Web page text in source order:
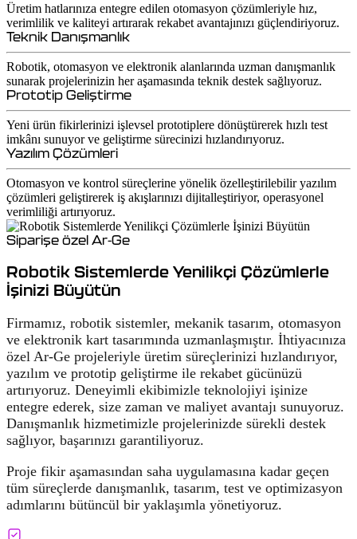
Üretim hatlarınıza entegre edilen otomasyon çözümleriyle hız,
verimlilik ve kaliteyi artırarak rekabet avantajınızı güçlendiriyoruz.
Teknik Danışmanlık
Robotik, otomasyon ve elektronik alanlarında uzman danışmanlık
sunarak projelerinizin her aşamasında teknik destek sağlıyoruz.
Prototip Geliştirme
Yeni ürün fikirlerinizi işlevsel prototiplere dönüştürerek hızlı test
imkânı sunuyor ve geliştirme sürecinizi hızlandırıyoruz.
Yazılım Çözümleri
Otomasyon ve kontrol süreçlerine yönelik özelleştirilebilir yazılım
çözümleri geliştirerek iş akışlarınızı dijitalleştiriyor, operasyonel
verimliliği artırıyoruz.
Siparişe özel Ar-Ge
Robotik Sistemlerde Yenilikçi Çözümlerle
İşinizi Büyütün
Firmamız, robotik sistemler, mekanik tasarım, otomasyon
ve elektronik kart tasarımında uzmanlaşmıştır. İhtiyacınıza
özel Ar-Ge projeleriyle üretim süreçlerinizi hızlandırıyor,
yazılım ve prototip geliştirme ile rekabet gücünüzü
artırıyoruz. Deneyimli ekibimizle teknolojiyi işinize
entegre ederek, size zaman ve maliyet avantajı sunuyoruz.
Danışmanlık hizmetimizle projelerinizde sürekli destek
sağlıyor, başarınızı garantiliyoruz.
Proje fikir aşamasından saha uygulamasına kadar geçen
tüm süreçlerde danışmanlık, tasarım, test ve optimizasyon
adımlarını bütüncül bir yaklaşımla yönetiyoruz.